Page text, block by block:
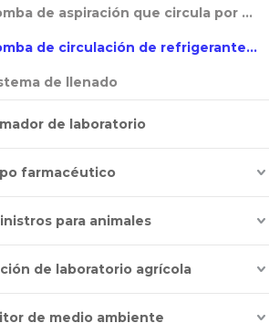
Bomba de aspiración que circula por agua
Bomba de circulación de refrigerante de baja temperatura
de llenado
de laboratorio
farmacéutico
para animales
de laboratorio agrícola
de medio ambiente